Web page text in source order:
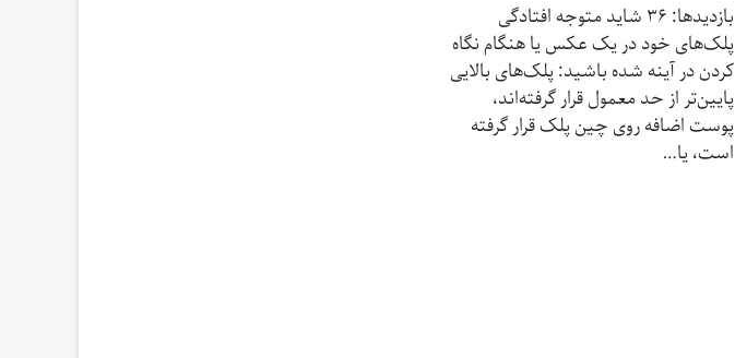
بازدیدها: 36 شاید متوجه افتادگی
پلک‌های خود در یک عکس یا هنگام نگاه
کردن در آینه شده باشید: پلک‌های بالایی
پایین‌تر از حد معمول قرار گرفته‌اند،
پوست اضافه روی چین پلک قرار گرفته
است، یا…